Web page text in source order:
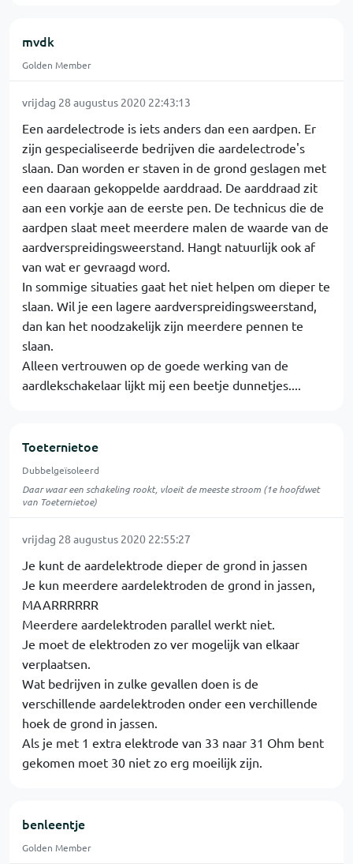
mvdk
Golden Member
vrijdag 28 augustus 2020 22:43:13
Een aardelectrode is iets anders dan een aardpen. Er
zijn gespecialiseerde bedrijven die aardelectrode's
slaan. Dan worden er staven in de grond geslagen met
een daaraan gekoppelde aarddraad. De aarddraad zit
aan een vorkje aan de eerste pen. De technicus die de
aardpen slaat meet meerdere malen de waarde van de
aardverspreidingsweerstand. Hangt natuurlijk ook af
van wat er gevraagd word.
In sommige situaties gaat het niet helpen om dieper te
slaan. Wil je een lagere aardverspreidingsweerstand,
dan kan het noodzakelijk zijn meerdere pennen te
slaan.
Alleen vertrouwen op de goede werking van de
aardlekschakelaar lijkt mij een beetje dunnetjes....
Toeternietoe
Dubbelgeïsoleerd
Daar waar een schakeling rookt, vloeit de meeste stroom (1e hoofdwet
van Toeternietoe)
vrijdag 28 augustus 2020 22:55:27
Je kunt de aardelektrode dieper de grond in jassen
Je kun meerdere aardelektroden de grond in jassen,
MAARRRRRR
Meerdere aardelektroden parallel werkt niet.
Je moet de elektroden zo ver mogelijk van elkaar
verplaatsen.
Wat bedrijven in zulke gevallen doen is de
verschillende aardelektroden onder een verchillende
hoek de grond in jassen.
Als je met 1 extra elektrode van 33 naar 31 Ohm bent
gekomen moet 30 niet zo erg moeilijk zijn.
benleentje
Golden Member